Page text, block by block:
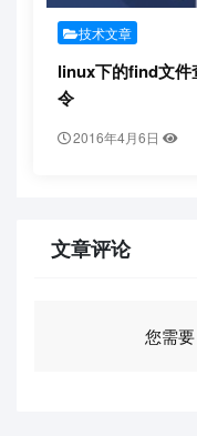
技术文章
linux下的find文件
令
2016年4月6日
文章评论
您需要